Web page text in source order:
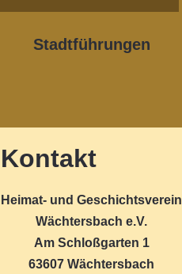
Stadtführungen
Kontakt
Heimat- und Geschichtsverein
Wächtersbach e.V.
Am Schloßgarten 1
63607 Wächtersbach